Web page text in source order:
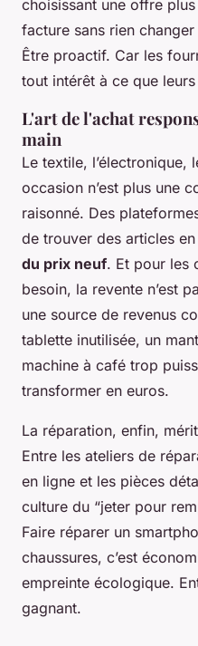
choisissant une offre
facture sans rien
Être proactif. Car les
tout intérêt à ce que
L'art de l'achat
main
Le textile, l’électronique,
occasion n’est plus une
raisonné. Des
de trouver des articles
du prix neuf. Et pour les
besoin, la revente n’est
une source de revenus
tablette inutilisée, un
machine à café trop
transformer en euros.
La réparation, enfin,
Entre les ateliers de
en ligne et les pièces
culture du “jeter pour
Faire réparer un
chaussures, c’est
empreinte écologique.
gagnant.